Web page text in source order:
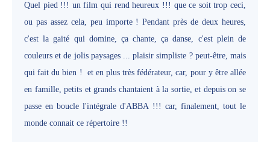
Quel pied !!! un film qui rend heureux !!! que ce soit trop ceci,
ou pas assez cela, peu importe ! Pendant près de deux heures,
c'est la gaité qui domine, ça chante, ça danse, c'est plein de
couleurs et de jolis paysages ... plaisir simpliste ? peut-être, mais
qui fait du bien ! et en plus très fédérateur, car, pour y être allée
en famille, petits et grands chantaient à la sortie, et depuis on se
passe en boucle l'intégrale d'ABBA !!! car, finalement, tout le
monde connait ce répertoire !!